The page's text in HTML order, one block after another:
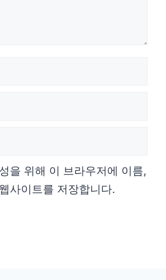
을 위해 이 브라우저에 이름,
사이트를 저장합니다.